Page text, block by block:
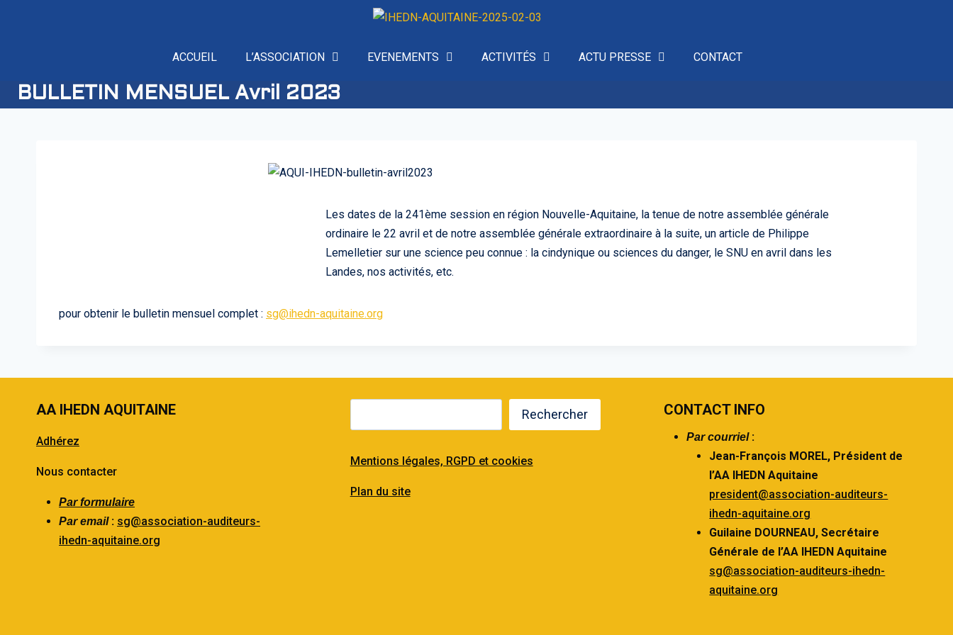
ACCUEIL L’ASSOCIATION EVENEMENTS ACTIVITÉS ACTU PRESSE CONTACT
BULLETIN MENSUEL Avril 2023
Les dates de la 241ème session en région Nouvelle-Aquitaine, la tenue de notre assemblée générale
ordinaire le 22 avril et de notre assemblée générale extraordinaire à la suite, un article de Philippe
Lemelletier sur une science peu connue : la cindynique ou sciences du danger, le SNU en avril dans les
Landes, nos activités, etc.
pour obtenir le bulletin mensuel complet : sg@ihedn-aquitaine.org
AA IHEDN AQUITAINE
Adhérez
Nous contacter
Par formulaire
Par email: sg@association-auditeurs-
ihedn-aquitaine.org
Rechercher
Mentions légales, RGPD et cookies
Plan du site
CONTACT INFO
Par courriel:
Jean-François MOREL, Président de
l’AA IHEDN Aquitaine
president@association-auditeurs-
ihedn-aquitaine.org
Guilaine DOURNEAU,Secrétaire
Générale de l’AA IHEDN Aquitaine
sg@association-auditeurs-ihedn-
aquitaine.org